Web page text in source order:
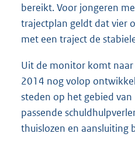
bereikt. Voor jongeren
trajectplan geldt dat vier
met een traject de
Uit de monitor komt
2014 nog volop
steden op het gebied
passende
thuislozen en aansluiting